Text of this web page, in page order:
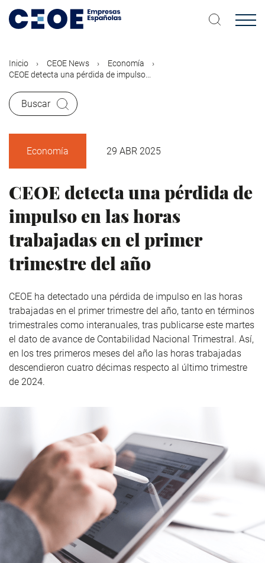
contenido
Inicio CEOE News
Economía
CEOE detecta una pérdida de impulso...
Buscar
Economía 29 ABR 2025
CEOE detecta una pérdida de
impulso en las horas
trabajadas en el primer
trimestre del año
CEOE ha detectado una pérdida de impulso en las horas
trabajadas en el primer trimestre del año, tanto en términos
trimestrales como interanuales, tras publicarse este martes
el dato de avance de Contabilidad Nacional Trimestral. Así,
en los tres primeros meses del año las horas trabajadas
descendieron cuatro décimas respecto al último trimestre
de 2024.